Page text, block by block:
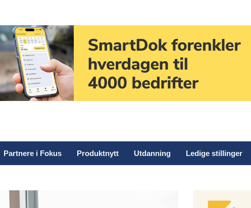
Partnere i Fokus Produktnytt Utdanning Ledige stillinger